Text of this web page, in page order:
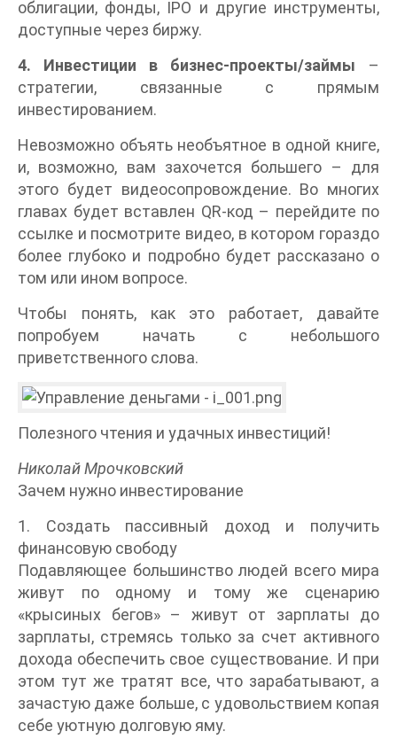
облигации, фонды, IPO и другие инструменты,
доступные через биржу.
4. Инвестиции в бизнес-проекты/займы –
стратегии, связанные с прямым
инвестированием.
Невозможно объять необъятное в одной книге,
и, возможно, вам захочется большего – для
этого будет видеосопровождение. Во многих
главах будет вставлен QR-код – перейдите по
ссылке и посмотрите видео, в котором гораздо
более глубоко и подробно будет рассказано о
том или ином вопросе.
Чтобы понять, как это работает, давайте
попробуем начать с небольшого
приветственного слова.
Полезного чтения и удачных инвестиций!
Николай Мрочковский
Зачем нужно инвестирование
1. Создать пассивный доход и получить
финансовую свободу
Подавляющее большинство людей всего мира
живут по одному и тому же сценарию
«крысиных бегов» – живут от зарплаты до
зарплаты, стремясь только за счет активного
дохода обеспечить свое существование. И при
этом тут же тратят все, что зарабатывают, а
зачастую даже больше, с удовольствием копая
себе уютную долговую яму.